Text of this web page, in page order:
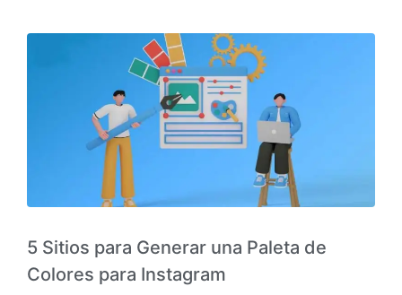
5 Sitios para Generar una Paleta de
Colores para Instagram